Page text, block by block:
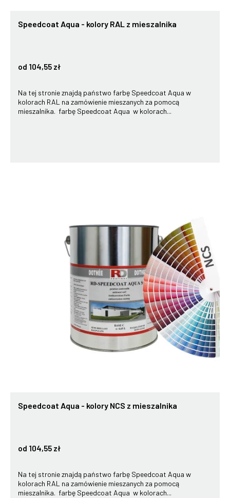
Speedcoat Aqua - kolory RAL z mieszalnika
od 104,55 zł
Na tej stronie znajdą państwo farbę Speedcoat Aqua w
kolorach RAL na zamówienie mieszanych za pomocą
mieszalnika. farbę Speedcoat Aqua w kolorach...
Speedcoat Aqua - kolory NCS z mieszalnika
od 104,55 zł
Na tej stronie znajdą państwo farbę Speedcoat Aqua w
kolorach RAL na zamówienie mieszanych za pomocą
mieszalnika. farbę Speedcoat Aqua w kolorach...